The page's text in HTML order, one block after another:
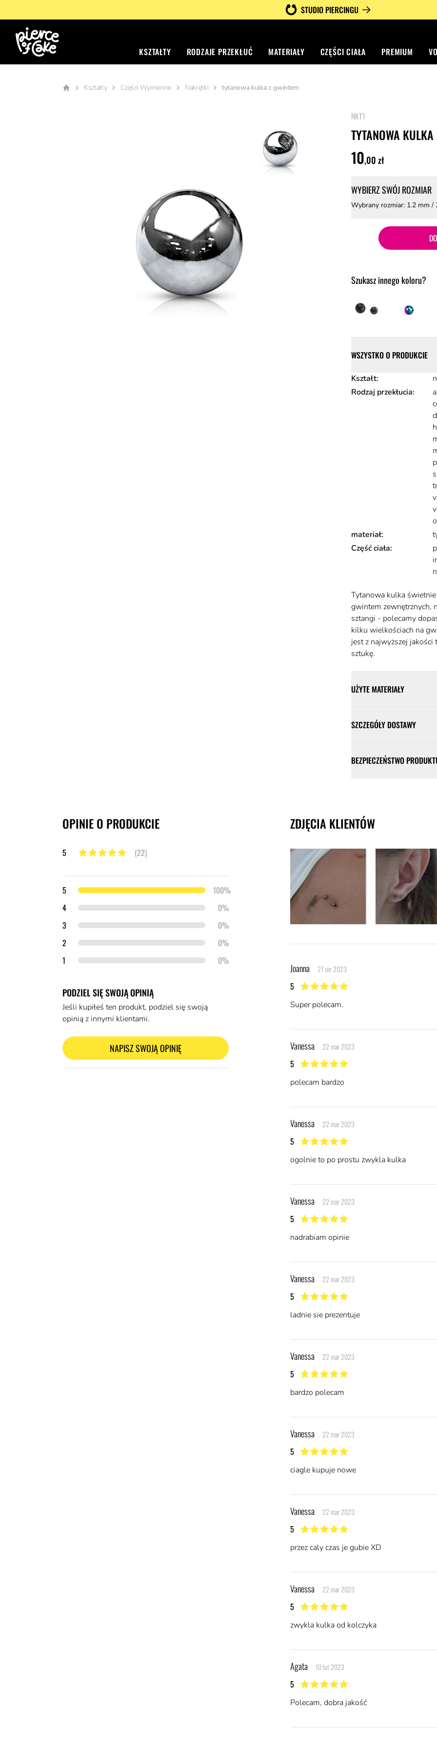
STUDIO PIERCINGU
KSZTAŁTY RODZAJE PRZEKŁUĆ MATERIAŁY CZĘŚCI CIAŁA PREMIUM
Kształty Części Wymienne Nakrętki tytanowa kulka z gwintem
NKT1
5 z 5 gwiazdek
TYTANOWA
10,00 zł
WYBIERZ SWÓJ ROZMIAR
Wybrany rozmiar: 1.2 mm /
Szukasz innego koloru?
WSZYSTKO O PRODUKCIE
Atrybuty produktu
Kształt:
Rodzaj przekłucia:
materiał:
Część ciała:
Tytanowa kulka
gwintem zewnętrznych,
sztangi - polecamy
kilku wielkościach na
jest z najwyższej
sztukę.
UŻYTE MATERIAŁY
SZCZEGÓŁY DOSTAWY
BEZPIECZEŃSTWO
OPINIE O PRODUKCIE
5
(22)
Szczegóły opinii
5 gwiazdek
100%
4gwiazdki
0%
3 gwiazdki
0%
2 gwiazdki
0%
1 gwiazdka 0%
PODZIEL SIĘ SWOJĄ OPINIĄ
Jeśli kupiłeś ten produkt, podziel się swoją
opinią z innymi klientami.
NAPISZ SWOJĄ OPINIĘ
ZDJĘCIA KLIENTÓW
Joanna 27 sie 2023
5
5 z 5 gwiazdek
Super polecam.
Vanessa 22 mar 2023
5
5 z 5 gwiazdek
polecam bardzo
Vanessa 22 mar 2023
5
5 z 5 gwiazdek
ogolnie to po prostu zwykla kulka
Vanessa 22 mar 2023
5
5 z 5 gwiazdek
nadrabiam opinie
Vanessa 22 mar 2023
5
5 z 5 gwiazdek
ladnie sie prezentuje
Vanessa 22 mar 2023
5
5 z 5 gwiazdek
bardzo polecam
Vanessa 22 mar 2023
5
5 z 5 gwiazdek
ciagle kupuje nowe
Vanessa 22 mar 2023
5
5 z 5 gwiazdek
przez caly czas je gubie XD
Vanessa 22 mar 2023
5
5 z 5 gwiazdek
zwykla kulka od kolczyka
Agata 10 lut 2023
5
5 z 5 gwiazdek
Polecam, dobra jakość